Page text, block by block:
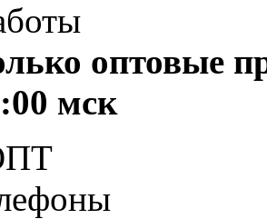
оптовые
мск